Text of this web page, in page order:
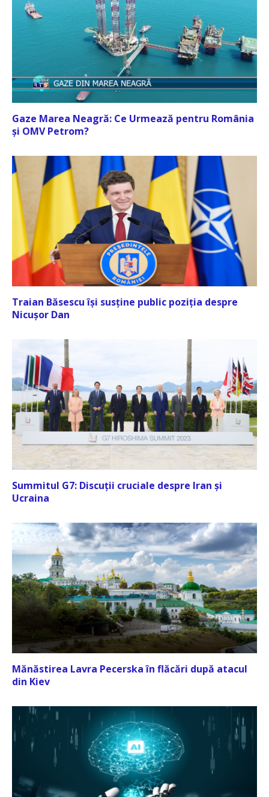
Gaze Marea Neagră: Ce Urmează pentru România
și OMV Petrom?
Traian Băsescu își susține public poziția despre
Nicușor Dan
Summitul G7: Discuții cruciale despre Iran și
Ucraina
Mănăstirea Lavra Pecerska în flăcări după atacul
din Kiev